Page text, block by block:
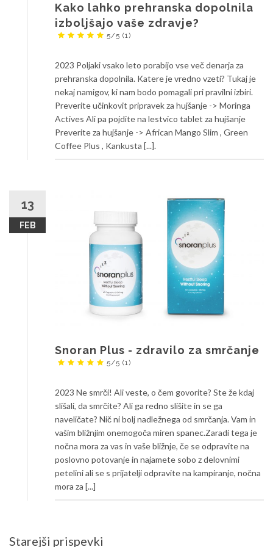
Kako lahko prehranska dopolnila
izboljšajo vaše zdravje?
5/5 (1)
2023 Poljaki vsako leto porabijo vse več denarja za
prehranska dopolnila. Katere je vredno vzeti? Tukaj je
nekaj namigov, ki nam bodo pomagali pri pravilni izbiri.
Preverite učinkovit pripravek za hujšanje -> Moringa
Actives Ali pa pojdite na lestvico tablet za hujšanje
Preverite za hujšanje -> African Mango Slim , Green
Coffee Plus , Kankusta [...].
13
FEB
Snoran Plus - zdravilo za smrčanje
5/5 (1)
2023 Ne smrči! Ali veste, o čem govorite? Ste že kdaj
slišali, da smrčite? Ali ga redno slišite in se ga
naveličate? Nič ni bolj nadležnega od smrčanja. Vam in
vašim bližnjim onemogoča miren spanec.Zaradi tega je
nočna mora za vas in vaše bližnje, če se odpravite na
poslovno potovanje in najamete sobo z delovnimi
petelini ali se s prijatelji odpravite na kampiranje, nočna
mora za [...]
Navigacija
Starejši prispevki